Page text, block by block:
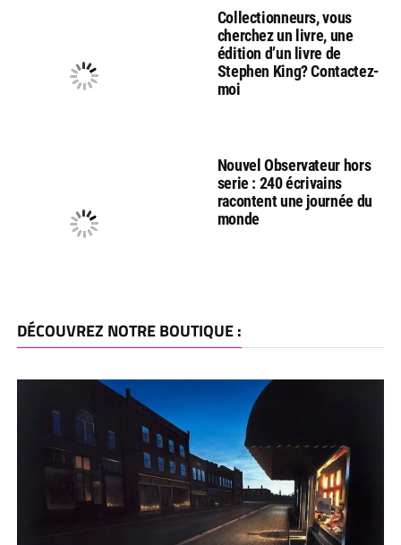
Collectionneurs, vous
cherchez un livre, une
édition d’un livre de
Stephen King? Contactez-
moi
Nouvel Observateur hors
serie : 240 écrivains
racontent une journée du
monde
DÉCOUVREZ NOTRE BOUTIQUE :